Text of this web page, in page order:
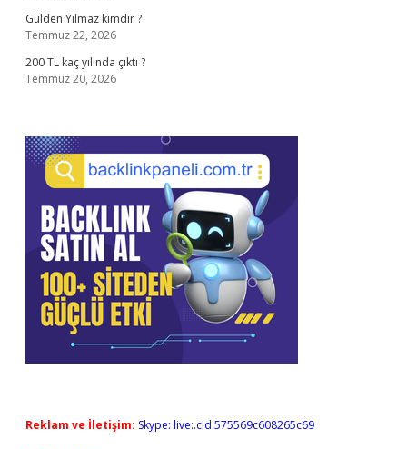
Gülden Yılmaz kimdir ?
Temmuz 22, 2026
200 TL kaç yılında çıktı ?
Temmuz 20, 2026
Reklam ve İletişim: Skype: live:.cid.575569c608265c69